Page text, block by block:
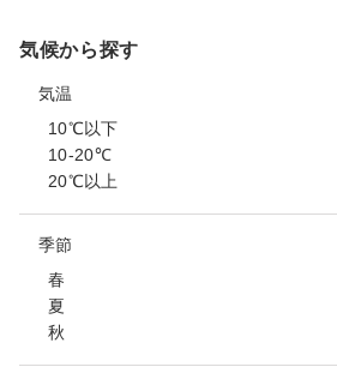
気候から探す
気温
10℃以下
10-20℃
20℃以上
季節
春
夏
秋